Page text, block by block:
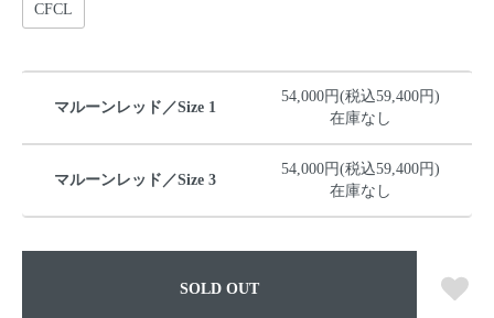
CFCL
マルーンレッド／Size 1
54,000円(税込59,400円)
在庫なし
マルーンレッド／Size 3
54,000円(税込59,400円)
在庫なし
SOLD OUT